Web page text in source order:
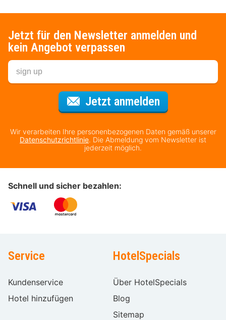
Jetzt für den Newsletter anmelden und
kein Angebot verpassen
Jetzt anmeldenFür den
Wir verarbeiten Ihre personenbezogenen Daten gemäß unserer
Datenschutzrichtlinie. Die Abmeldung vom Newsletter ist
jederzeit möglich.
Schnell und sicher bezahlen:
Service
Kundenservice
Hotel hinzufügen
HotelSpecials
Über HotelSpecials
Blog
Sitemap